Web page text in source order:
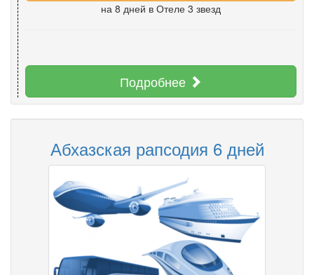
на 8 дней в Отеле 3 звезд
Подробнее
Абхазская рапсодия 6 дней